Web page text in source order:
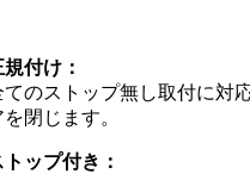
規付け：
てのストップ無し取付に対
を閉じます。
トップ付き：